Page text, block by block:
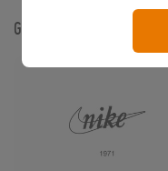
Gerelateerde artikelen